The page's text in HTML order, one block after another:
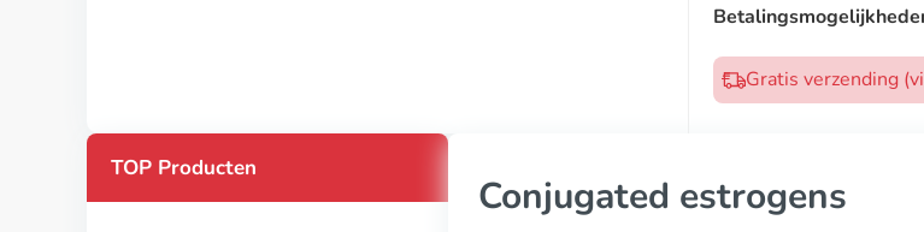
Gratis verzending
TOP Producten
Conjugated estrogens